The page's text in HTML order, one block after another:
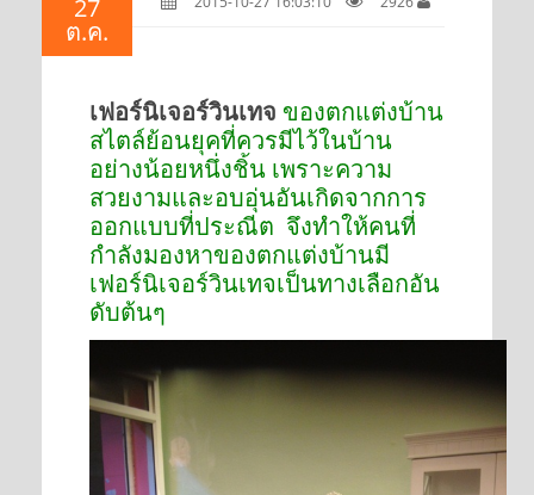
27
ต.ค.
เฟอร์นิเจอร์วินเทจ ของตกแต่งบ้าน
สไตล์ย้อนยุคที่ควรมีไว้ในบ้าน
อย่างน้อยหนึ่งชิ้น เพราะความ
สวยงามและอบอุ่นอันเกิดจากการ
ออกแบบที่ประณีต จึงทำให้คนที่
กำลังมองหาของตกแต่งบ้านมี
เฟอร์นิเจอร์วินเทจเป็นทางเลือกอัน
ดับต้นๆ